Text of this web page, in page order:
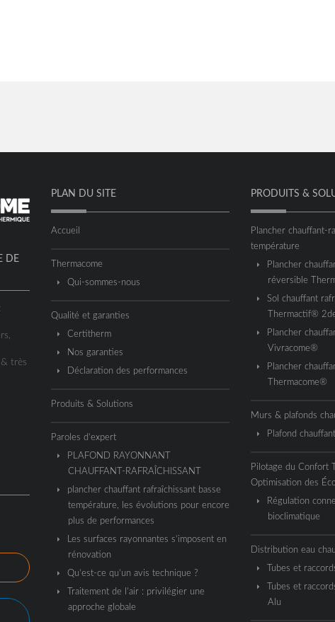
DE
très
PLAN DU SITE
Accueil
Thermacome
Qui-sommes-nous
Qualité et garanties
Certitherm
Nos garanties
Déclaration des performances
Produits & Solutions
Paroles d’expert
PLAFOND RAYONNANT
CHAUFFANT-RAFRAÎCHISSANT
plancher chauffant rafraîchissant basse
température, les évolutions pour encore
plus de performances
Les surfaces rayonnantes s’imposent en
rénovation
Qu’est-ce qu’un avis technique ?
Traitement de l’air : privilégier une
approche globale
PRODUITS &
Plancher chauffant-
température
Plancher
réversible
Sol chauffant
Thermactif®
Plancher
Vivracome®
Plancher
Thermacome®
Murs & plafonds
Plafond
Pilotage du Confort
Optimisation des
Régulation
bioclimatique
Distribution eau
Tubes et
Tubes et
Alu